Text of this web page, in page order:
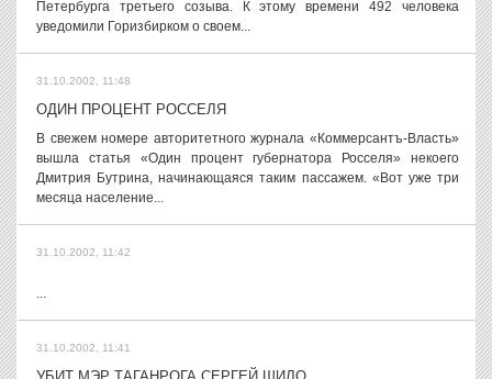
Петербурга третьего созыва. К этому времени 492 человека
уведомили Горизбирком о своем...
31.10.2002, 11:48
ОДИН ПРОЦЕНТ РОССЕЛЯ
В свежем номере авторитетного журнала «Коммерсантъ-Власть»
вышла статья «Один процент губернатора Росселя» некоего
Дмитрия Бутрина, начинающаяся таким пассажем. «Вот уже три
месяца население...
31.10.2002, 11:42
...
31.10.2002, 11:41